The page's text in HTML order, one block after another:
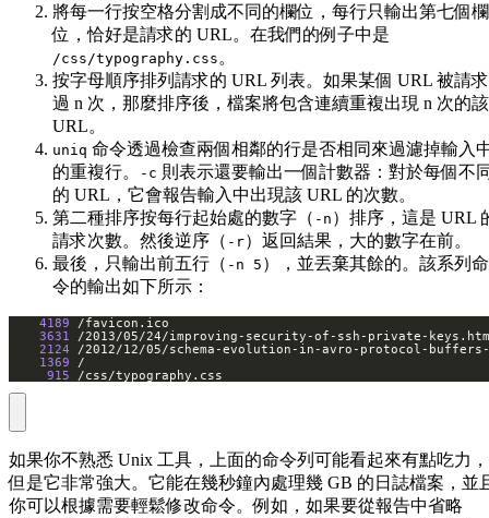
將每一行按空格分割成不同的欄位，每行只輸出第七個欄
位，恰好是請求的 URL。在我們的例子中是
/css/typography.css 。
按字母順序排列請求的 URL 列表。如果某個 URL 被請求
過 n 次，那麼排序後，檔案將包含連續重複出現 n 次的該
URL。
uniq 命令透過檢查兩個相鄰的行是否相同來過濾掉輸入
的重複行。
-c 則表示還要輸出一個計數器：對於每個不
的 URL，它會報告輸入中出現該 URL 的次數。
第二種排序按每行起始處的數字（ -n ）排序，這是 URL
請求次數。然後逆序（ -r）返回結果，大的數字在前。
最後，只輸出前五行（ -n 5 ），並丟棄其餘的。該系列命
令的輸出如下所示：
4189
3631
2124
1369
915 /css/typography.css
如果你不熟悉 Unix 工具，上面的命令列可能看起來有點吃力，
但是它非常強大。它能在幾秒鐘內處理幾 GB 的日誌檔案，並
你可以根據需要輕鬆修改命令。例如，如果要從報告中省略